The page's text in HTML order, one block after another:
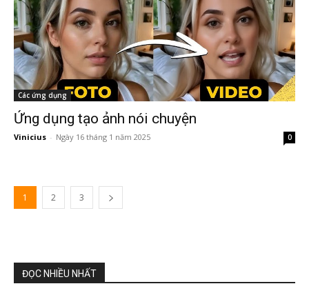
Các ứng dụng
Ứng dụng tạo ảnh nói chuyện
Vinicius - Ngày 16 tháng 1 năm 2025 0
1 2 3
ĐỌC NHIỀU NHẤT